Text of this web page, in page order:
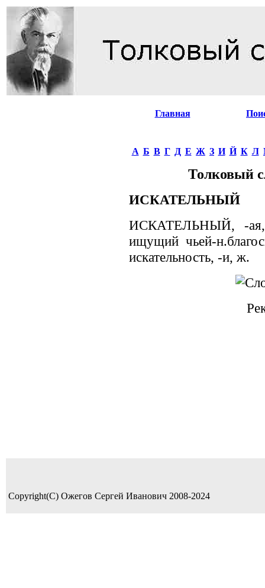
Главная
А Б В Г Д Е Ж З И Й К Л
Толковый
ИСКАТЕЛЬНЫЙ
ИСКАТЕЛЬНЫЙ, -ая,
ищущий чьей-
искательность, -и, ж.
Copyright(C) Ожегов Сергей Иванович 2008-2024